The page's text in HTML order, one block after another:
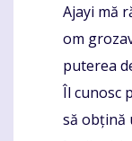
Ajayi mă
om
puterea
Îl cunosc
să obțină